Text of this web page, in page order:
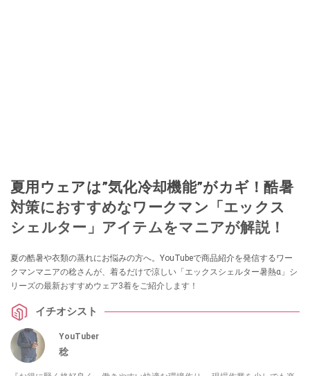
夏用ウェアは”気化冷却機能”がカギ！酷暑
対策におすすめなワークマン「エックス
シェルター」アイテムをマニアが解説！
夏の酷暑や衣類の蒸れにお悩みの方へ。YouTubeで商品紹介を発信するワー
クマンマニアの稔さんが、着るだけで涼しい「エックスシェルター暑熱α」シ
リーズの最新おすすめウェア3着をご紹介します！
イチオシスト
YouTuber
稔